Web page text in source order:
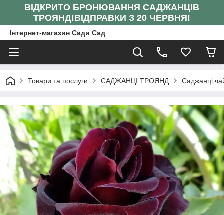
ВІДКРИТО БРОНЮВАННЯ САДЖАНЦІВ
ТРОЯНД!ВІДПРАВКИ З 20 ЧЕРВНЯ!
Інтернет-магазин Сади Сад
Товари та послуги САДЖАНЦІ ТРОЯНД Саджанці